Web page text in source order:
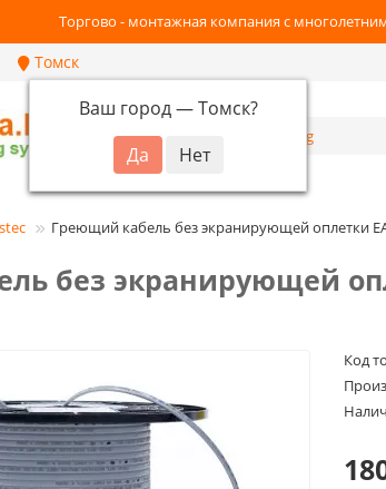
Торгово - монтажная компания с
Томск
Ваш город —Томск?
Каталог
Греющий кабель без экранирующей оплетки
без экранирующей
Код